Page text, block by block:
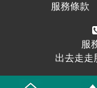
服務條款
服
出去走